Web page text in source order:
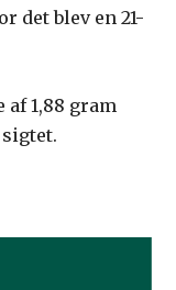
det blev en 21-
af 1,88 gram